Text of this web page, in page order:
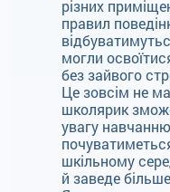
різних
правил
могли
без зайвого
Це зовсім не
школярик
увагу
шкільному
й заведе